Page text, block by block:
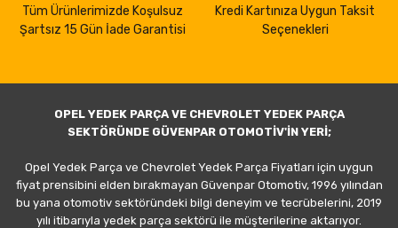
Tüm Ürünlerimizde Koşulsuz
Şartsız 15 Gün İade Garantisi
Kredi Kartınıza Uygun Taksit
Seçenekleri
OPEL YEDEK PARÇA VE CHEVROLET YEDEK PARÇA
SEKTÖRÜNDE GÜVENPAR OTOMOTİV'İN YERİ;
Opel Yedek Parça ve Chevrolet Yedek Parça Fiyatları için uygun
fiyat prensibini elden bırakmayan Güvenpar Otomotiv, 1996 yılından
bu yana otomotiv sektöründeki bilgi deneyim ve tecrübelerini, 2019
yılı itibarıyla yedek parça sektörü ile müşterilerine aktarıyor.